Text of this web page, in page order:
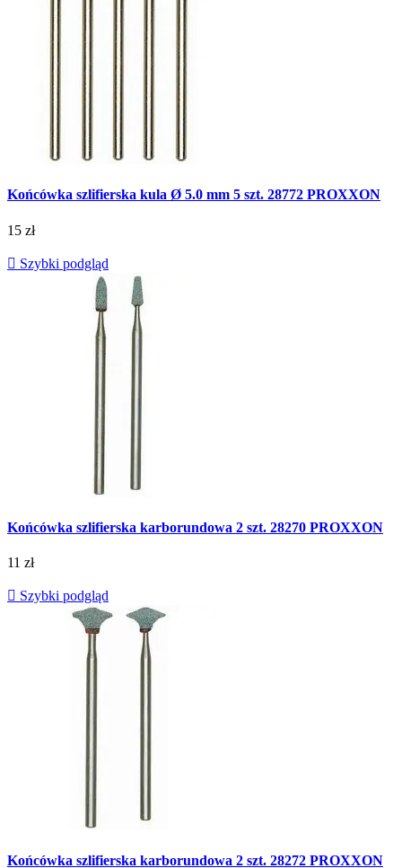
Końcówka szlifierska kula Ø 5.0 mm 5 szt. 28772 PROXXON
15 zł
 Szybki podgląd
Końcówka szlifierska karborundowa 2 szt. 28270 PROXXON
11 zł
 Szybki podgląd
Końcówka szlifierska karborundowa 2 szt. 28272 PROXXON